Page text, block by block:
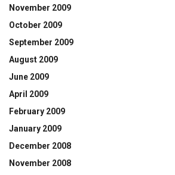
November 2009
October 2009
September 2009
August 2009
June 2009
April 2009
February 2009
January 2009
December 2008
November 2008